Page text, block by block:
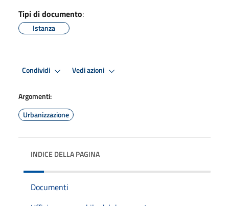
Tipi di documento:
Istanza
Condividi Vedi azioni
Argomenti:
Urbanizzazione
INDICE DELLA PAGINA
Documenti